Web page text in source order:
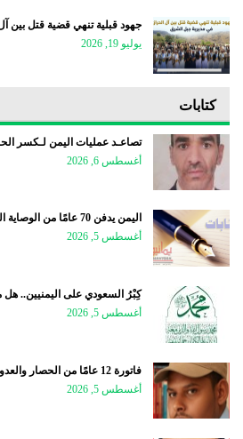
جهود قبلية تنهي قضية قتل بين
يوليو 19, 2026
كتابات
تصاعـد عمليات اليمن لـكسر
أغسطس 6, 2026
اليمن يدفن 70 عامًا من الوصاية السعودية
أغسطس 5, 2026
كِبْرُ السعودي على اليمنيين.. هل
أغسطس 5, 2026
فاتورة 12 عامًا من الحصار والعدوان
أغسطس 5, 2026